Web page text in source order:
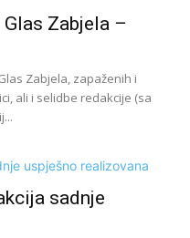
Zabjela –
Zabjela, zapaženih i
ali i selidbe redakcije (sa
sadnje